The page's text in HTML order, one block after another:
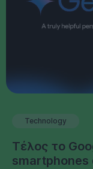
Technology
Τέλος το
smartphones